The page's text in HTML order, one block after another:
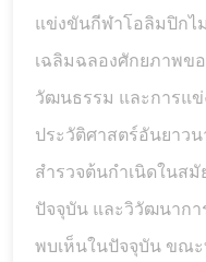
แข่งขันกีฬาโอลิมปิกไ
เฉลิมฉลองศักยภาพข
วัฒนธรรม และการแ
ประวัติศาสตร์อันยาว
สำรวจต้นกำเนิดในส
ปัจจุบัน และวิวัฒนาก
พบเห็นในปัจจุบัน ขณะ